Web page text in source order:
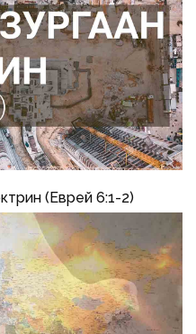
(Еврей 6:1-2)